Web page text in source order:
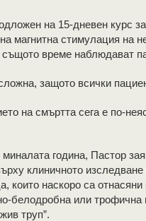
на 15-дневен курс
магнитна стимулация на
време наблюдават
защото всички
на смъртта сега е по-
година, Пастор
клиничното
които наскоро са
белодробна или трофична
труп”.